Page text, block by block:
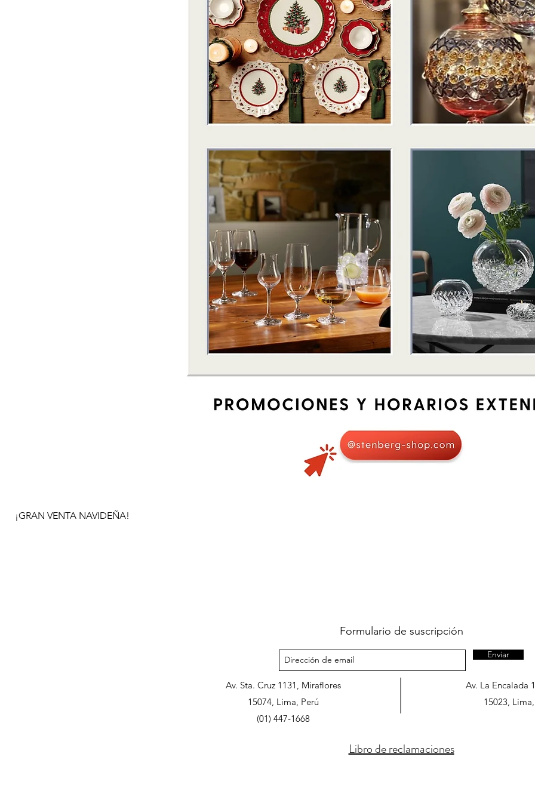
¡GRAN VENTA NAVIDEÑA!
Formulario de suscripción
Enviar
Av. Sta. Cruz 1131, Miraflores
15074, Lima, Perú
Av. La Encalada
15023,
(01) 447-1668
Libro de reclamaciones